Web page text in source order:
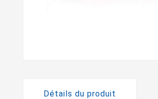
Détails du produit